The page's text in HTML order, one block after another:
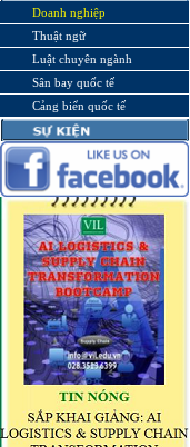
Doanh nghiệp
Thuật ngữ
Luật chuyên ngành
Sân bay quốc tế
Cảng biển quốc tế